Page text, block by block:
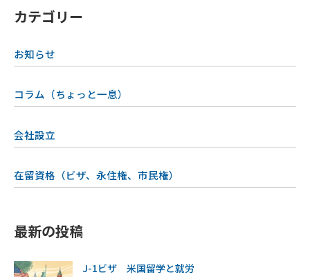
カテゴリー
お知らせ
コラム（ちょっと一息）
会社設立
在留資格（ビザ、永住権、市民権）
最新の投稿
J-1ビザ 米国留学と就労